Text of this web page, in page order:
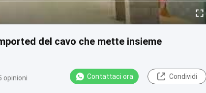
del cavo che mette insieme
opinioni Contattaci ora Condividi